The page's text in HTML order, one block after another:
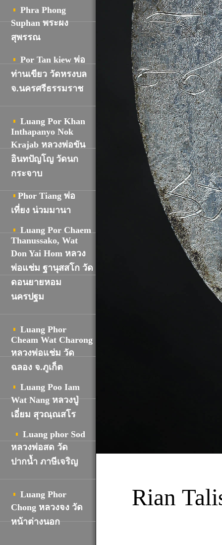
Phra Phong
Suphan พระผง
สุพรรณ
Por Tan kiew พ่อ
ท่านเขียว วัดหรงบล
จ.นครศรีธรรมราช
Luang Por Khan
Inthapanyo Nok
Krajab หลวงพ่อขัน
อินทปัญโญ วัดนก
กระจาบ
Phor Tiang พ่อ
เที่ยง น่วมมานา
Luang Por Chaem
Thanussako, Wat
Don Yai Hom หลวง
พ่อแช่ม ฐานุสสโก วัด
ดอนยายหอม
นครปฐม
Luang Phor
Cheam Wat Charong
หลวงพ่อแช่ม วัด
ฉลอง จ.ภูเก็ต
Luang Poo Iam
Wat Nang หลวงปู่
เอี่ยม สุวณฺณสโร
Luang phor Sod
หลวงพ่อสด วัด
ปากน้ำ ภาษีเจริญ
Luang Phor
Chong หลวงจง วัด
หน้าต่างนอก
Rian